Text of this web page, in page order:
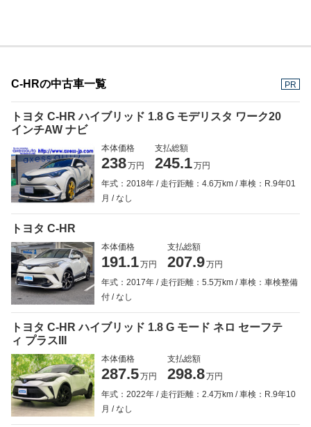
C-HRの中古車一覧 PR
トヨタ C-HR ハイブリッド 1.8 G モデリスタ ワーク20
インチAW ナビ
本体価格
238万円
支払総額
245.1万円
年式：2018年
走行距離：4.6万km
車検：R.9年01
月
なし
トヨタ C-HR
本体価格
191.1万円
支払総額
207.9万円
年式：2017年
走行距離：5.5万km
車検：車検整備
付
なし
トヨタ C-HR ハイブリッド 1.8 G モード ネロ セーフテ
ィ プラスIII
本体価格
287.5万円
支払総額
298.8万円
年式：2022年
走行距離：2.4万km
車検：R.9年10
月
なし